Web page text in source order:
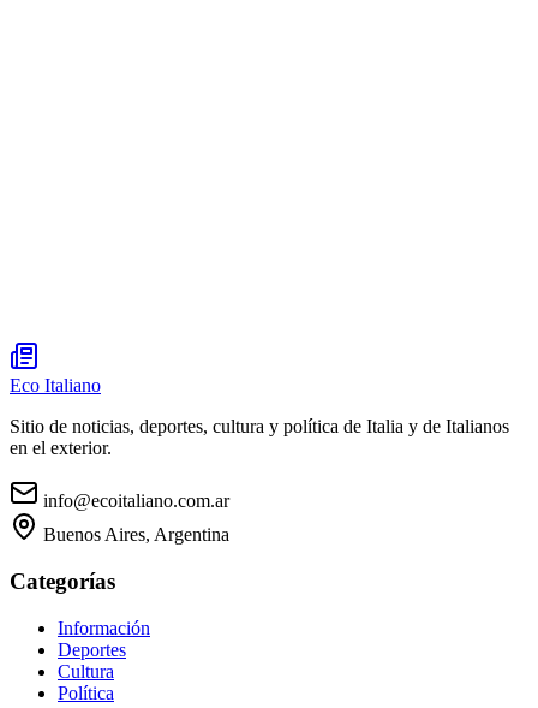
Eco Italiano
Sitio de noticias, deportes, cultura y política de Italia y de Italianos
en el exterior.
info@ecoitaliano.com.ar
Buenos Aires, Argentina
Categorías
Información
Deportes
Cultura
Política